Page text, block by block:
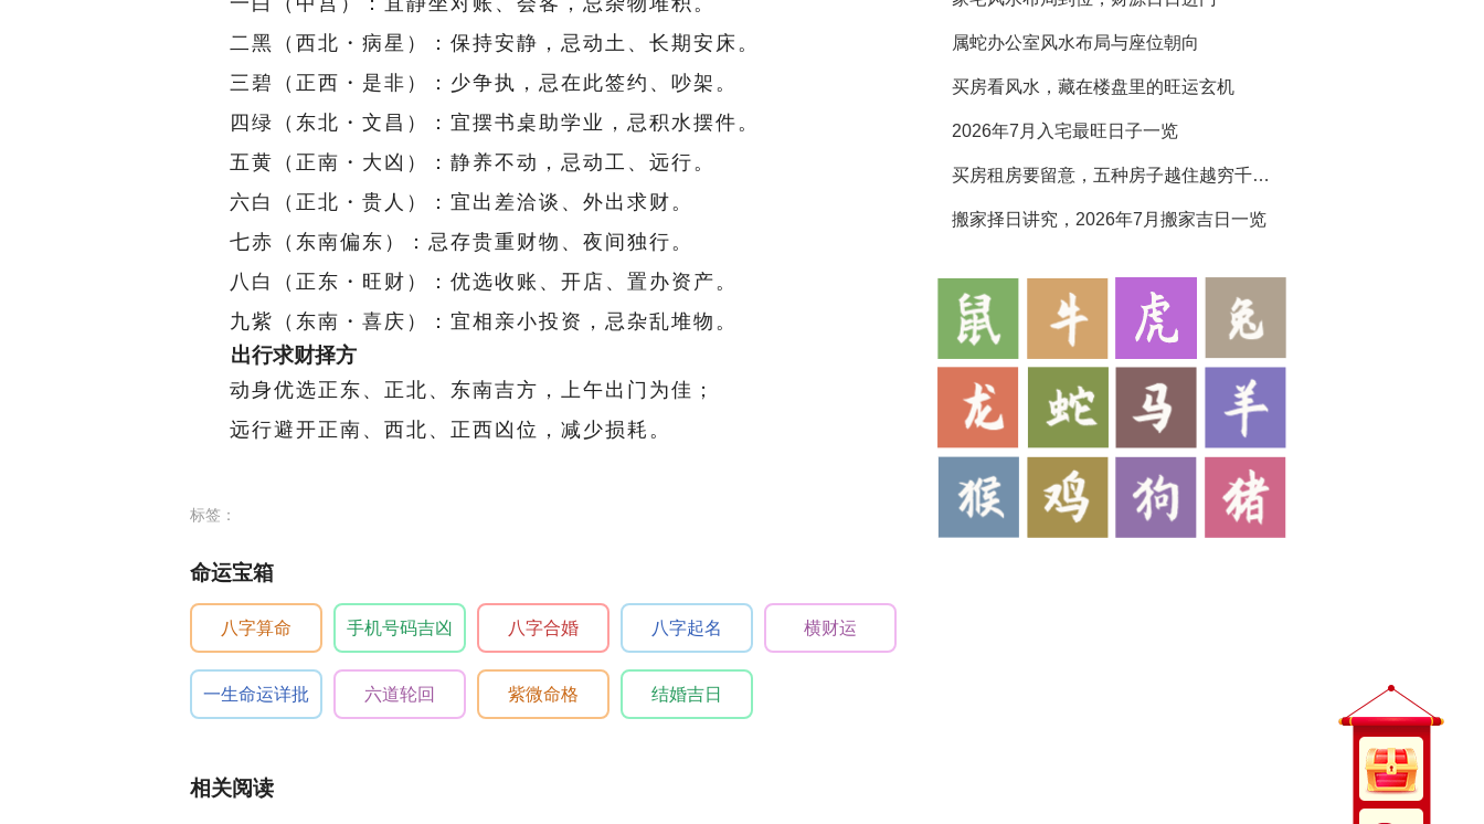
二黑（西北・病星）：保持安静，忌动土、长期安床。
三碧（正西・是非）：少争执，忌在此签约、吵架。
四绿（东北・文昌）：宜摆书桌助学业，忌积水摆件。
五黄（正南・大凶）：静养不动，忌动工、远行。
六白（正北・贵人）：宜出差洽谈、外出求财。
七赤（东南偏东）：忌存贵重财物、夜间独行。
八白（正东・旺财）：优选收账、开店、置办资产。
九紫（东南・喜庆）：宜相亲小投资，忌杂乱堆物。
出行求财择方
动身优选正东、正北、东南吉方，上午出门为佳；
远行避开正南、西北、正西凶位，减少损耗。
标签：
命运宝箱
八字算命 手机号码吉凶 八字合婚 八字起名 横财运
一生命运详批 六道轮回 紫微命格 结婚吉日
相关阅读
属蛇办公室风水布局与座位朝向
买房看风水，藏在楼盘里的旺运玄机
2026年7月入宅最旺日子一览
买房租房要留意，五种房子越住越穷千万别选
搬家择日讲究，2026年7月搬家吉日一览